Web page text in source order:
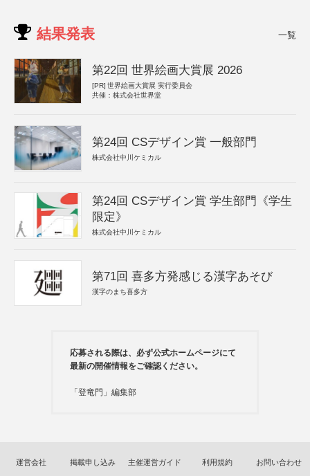
結果発表 一覧
第22回 世界絵画大賞展 2026
[PR] 世界絵画大賞展 実行委員会
共催：株式会社世界堂
第24回 CSデザイン賞 一般部門
株式会社中川ケミカル
第24回 CSデザイン賞 学生部門《学生
限定》
株式会社中川ケミカル
第71回 喜多方発感じる漢字あそび
漢字のまち喜多方
応募される際は、必ず公式ホームページにて
最新の開催情報をご確認ください。
「登竜門」編集部
運営会社 掲載申し込み 主催運営ガイド 利用規約 お問い合わせ